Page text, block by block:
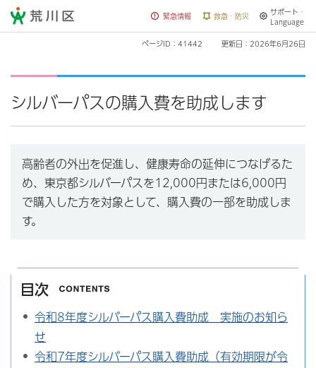
荒川区 緊急情報 救急・防災
サポート・
Language
ページID：41442 更新日：2026年6月26日
シルバーパスの購入費を助成します
高齢者の外出を促進し、健康寿命の延伸につなげるた
め、東京都シルバーパスを12,000円または6,000円
で購入した方を対象として、購入費の一部を助成しま
す。
目次
令和8年度シルバーパス購入費助成 実施のお知ら
せ
令和7年度シルバーパス購入費助成（有効期限が令